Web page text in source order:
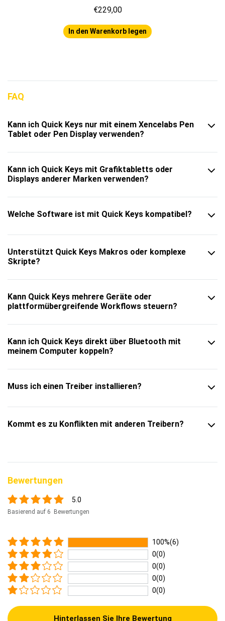
€229,00
In den Warenkorb legen
FAQ
Kann ich Quick Keys nur mit einem Xencelabs Pen
Tablet oder Pen Display verwenden?
Kann ich Quick Keys mit Grafiktabletts oder
Displays anderer Marken verwenden?
Welche Software ist mit Quick Keys kompatibel?
Unterstützt Quick Keys Makros oder komplexe
Skripte?
Kann Quick Keys mehrere Geräte oder
plattformübergreifende Workflows steuern?
Kann ich Quick Keys direkt über Bluetooth mit
meinem Computer koppeln?
Muss ich einen Treiber installieren?
Kommt es zu Konflikten mit anderen Treibern?
Bewertungen
5.0
Basierend auf 6 Bewertungen
100%(6)
0(0)
0(0)
0(0)
0(0)
Hinterlassen Sie Ihre Bewertung